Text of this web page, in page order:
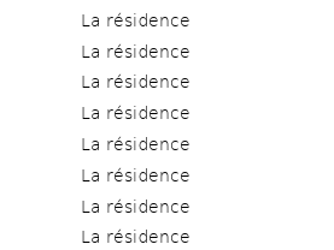
La résidence
La résidence
La résidence
La résidence
La résidence
La résidence
La résidence
La résidence